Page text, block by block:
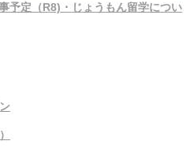
予定（R8)・じょうもん留学につい